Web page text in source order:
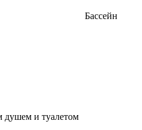
Бассейн
душем и туалетом